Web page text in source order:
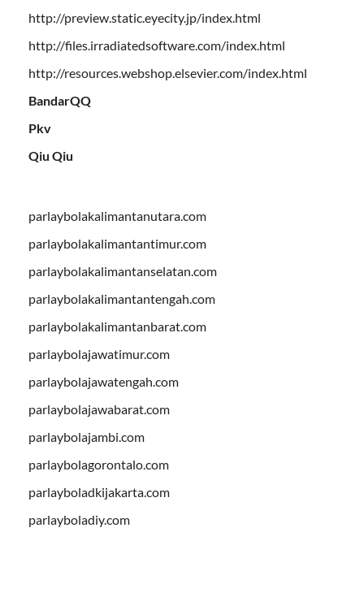
http://preview.static.eyecity.jp/index.html
http://files.irradiatedsoftware.com/index.html
http://resources.webshop.elsevier.com/index.html
BandarQQ
Pkv
Qiu Qiu
parlaybolakalimantanutara.com
parlaybolakalimantantimur.com
parlaybolakalimantanselatan.com
parlaybolakalimantantengah.com
parlaybolakalimantanbarat.com
parlaybolajawatimur.com
parlaybolajawatengah.com
parlaybolajawabarat.com
parlaybolajambi.com
parlaybolagorontalo.com
parlayboladkijakarta.com
parlayboladiy.com